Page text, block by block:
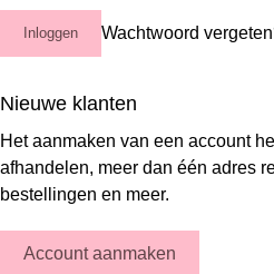
Inloggen Wachtwoord
Nieuwe klanten
Het aanmaken van een account
afhandelen, meer dan één adres
bestellingen en meer.
Account aanmaken